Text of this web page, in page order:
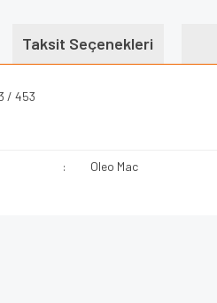
Taksit Seçenekleri
/ 453
: Oleo Mac